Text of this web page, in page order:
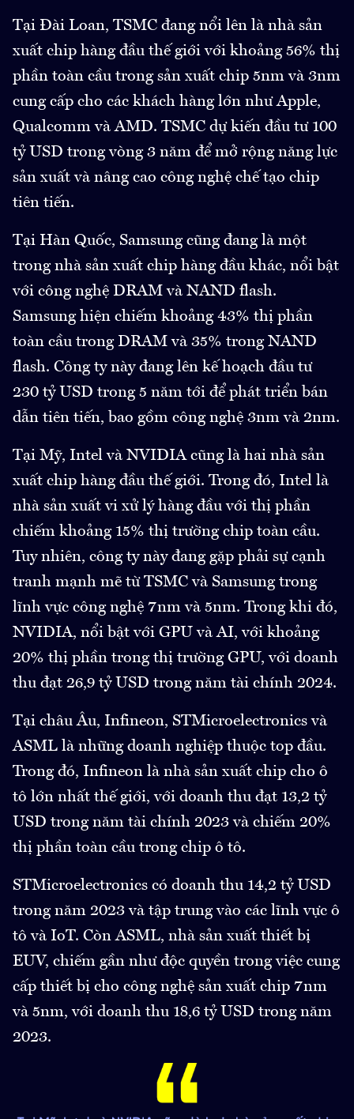
Tại Đài Loan, TSMC đang nổi lên là nhà sản
xuất chip hàng đầu thế giới với khoảng 56% thị
phần toàn cầu trong sản xuất chip 5nm và 3nm
cung cấp cho các khách hàng lớn như Apple,
Qualcomm và AMD. TSMC dự kiến đầu tư 100
tỷ USD trong vòng 3 năm để mở rộng năng lực
sản xuất và nâng cao công nghệ chế tạo chip
tiên tiến.
Tại Hàn Quốc, Samsung cũng đang là một
trong nhà sản xuất chip hàng đầu khác, nổi bật
với công nghệ DRAM và NAND flash.
Samsung hiện chiếm khoảng 43% thị phần
toàn cầu trong DRAM và 35% trong NAND
flash. Công ty này đang lên kế hoạch đầu tư
230 tỷ USD trong 5 năm tới để phát triển bán
dẫn tiên tiến, bao gồm công nghệ 3nm và 2nm.
Tại Mỹ, Intel và NVIDIA cũng là hai nhà sản
xuất chip hàng đầu thế giới. Trong đó, Intel là
nhà sản xuất vi xử lý hàng đầu với thị phần
chiếm khoảng 15% thị trường chip toàn cầu.
Tuy nhiên, công ty này đang gặp phải sự cạnh
tranh mạnh mẽ từ TSMC và Samsung trong
lĩnh vực công nghệ 7nm và 5nm. Trong khi đó,
NVIDIA, nổi bật với GPU và AI, với khoảng
20% thị phần trong thị trường GPU, với doanh
thu đạt 26,9 tỷ USD trong năm tài chính 2024.
Tại châu Âu, Infineon, STMicroelectronics và
ASML là những doanh nghiệp thuộc top đầu.
Trong đó, Infineon là nhà sản xuất chip cho ô
tô lớn nhất thế giới, với doanh thu đạt 13,2 tỷ
USD trong năm tài chính 2023 và chiếm 20%
thị phần toàn cầu trong chip ô tô.
STMicroelectronics có doanh thu 14,2 tỷ USD
trong năm 2023 và tập trung vào các lĩnh vực ô
tô và IoT. Còn ASML, nhà sản xuất thiết bị
EUV, chiếm gần như độc quyền trong việc cung
cấp thiết bị cho công nghệ sản xuất chip 7nm
và 5nm, với doanh thu 18,6 tỷ USD trong năm
2023.